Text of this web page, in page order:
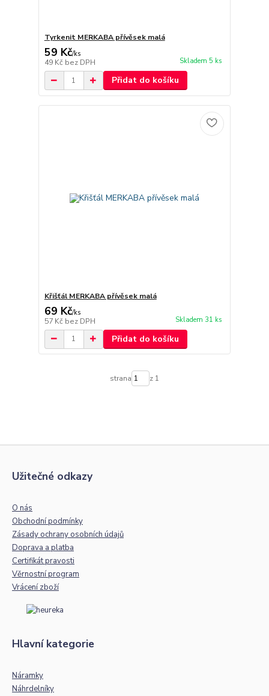
Tyrkenit MERKABA přívěsek malá
59 Kč/ks
49 Kč bez DPH Skladem 5 ks
Přidat do košíku
Křišťál MERKABA přívěsek malá
69 Kč/ks
57 Kč bez DPH Skladem 31 ks
Přidat do košíku
strana z 1
Užitečné odkazy
O nás
Obchodní podmínky
Zásady ochrany osobních údajů
Doprava a platba
Certifikát pravosti
Věrnostní program
Vrácení zboží
Hlavní kategorie
Náramky
Náhrdelníky